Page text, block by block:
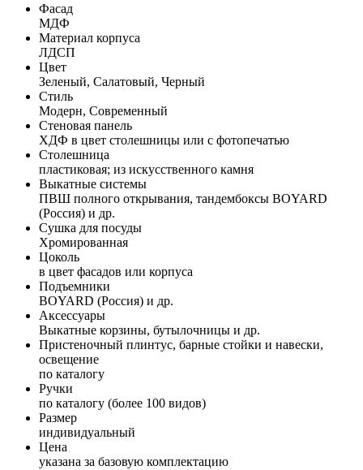
Фасад
МДФ
Материал корпуса
ЛДСП
Цвет
Зеленый, Салатовый, Черный
Стиль
Модерн, Современный
Стеновая панель
ХДФ в цвет столешницы или с фотопечатью
Столешница
пластиковая; из искусственного камня
Выкатные системы
ПВШ полного открывания, тандембоксы BOYARD
(Россия) и др.
Сушка для посуды
Хромированная
Цоколь
в цвет фасадов или корпуса
Подъемники
BOYARD (Россия) и др.
Аксессуары
Выкатные корзины, бутылочницы и др.
Пристеночный плинтус, барные стойки и навески,
освещение
по каталогу
Ручки
по каталогу (более 100 видов)
Размер
индивидуальный
Цена
указана за базовую комплектацию